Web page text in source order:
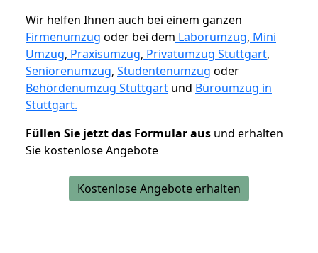
Wir helfen Ihnen auch bei einem ganzen
Firmenumzug oder bei dem Laborumzug, Mini
Umzug, Praxisumzug, Privatumzug Stuttgart,
Seniorenumzug, Studentenumzug oder
Behördenumzug Stuttgart und Büroumzug in
Stuttgart.
Füllen Sie jetzt das Formular aus und erhalten
Sie kostenlose Angebote
Kostenlose Angebote erhalten